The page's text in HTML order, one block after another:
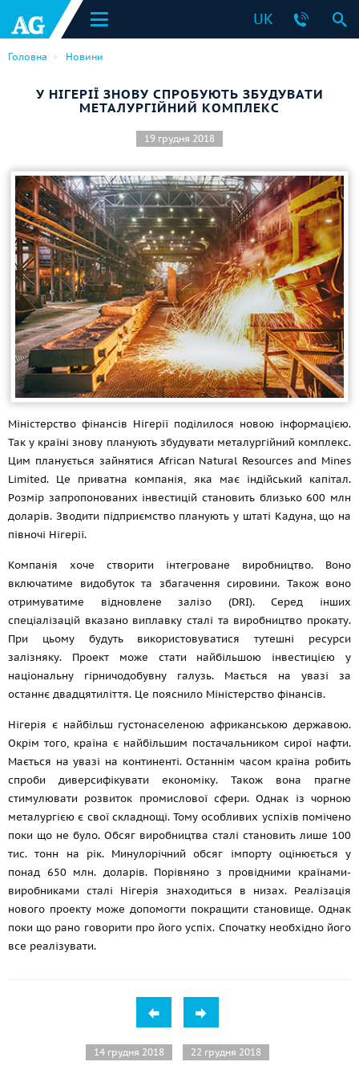
UK
Головна Новини
У НІГЕРІЇ ЗНОВУ СПРОБУЮТЬ ЗБУДУВАТИ
МЕТАЛУРГІЙНИЙ КОМПЛЕКС
19 грудня 2018
Міністерство фінансів Нігерії поділилося новою інформацією.
Так у країні знову планують збудувати металургійний комплекс.
Цим планується зайнятися African Natural Resources and Mines
Limited. Це приватна компанія, яка має індійський капітал.
Розмір запропонованих інвестицій становить близько 600 млн
доларів. Зводити підприємство планують у штаті Кадуна, що на
півночі Нігерії.
Компанія хоче створити інтегроване виробництво. Воно
включатиме видобуток та збагачення сировини. Також воно
отримуватиме відновлене залізо (DRI). Серед інших
спеціалізацій вказано виплавку сталі та виробництво прокату.
При цьому будуть використовуватися тутешні ресурси
залізняку. Проект може стати найбільшою інвестицією у
національну гірничодобувну галузь. Мається на увазі за
останнє двадцятиліття. Це пояснило Міністерство фінансів.
Нігерія є найбільш густонаселеною африканською державою.
Окрім того, країна є найбільшим постачальником сирої нафти.
Мається на увазі на континенті. Останнім часом країна робить
спроби диверсифікувати економіку. Також вона прагне
стимулювати розвиток промислової сфери. Однак із чорною
металургією є свої складнощі. Тому особливих успіхів помічено
поки що не було. Обсяг виробництва сталі становить лише 100
тис. тонн на рік. Минулорічний обсяг імпорту оцінюється у
понад 650 млн. доларів. Порівняно з провідними країнами-
виробниками сталі Нігерія знаходиться в низах. Реалізація
нового проекту може допомогти покращити становище. Однак
поки що рано говорити про його успіх. Спочатку необхідно його
все реалізувати.
14 грудня 2018 22 грудня 2018